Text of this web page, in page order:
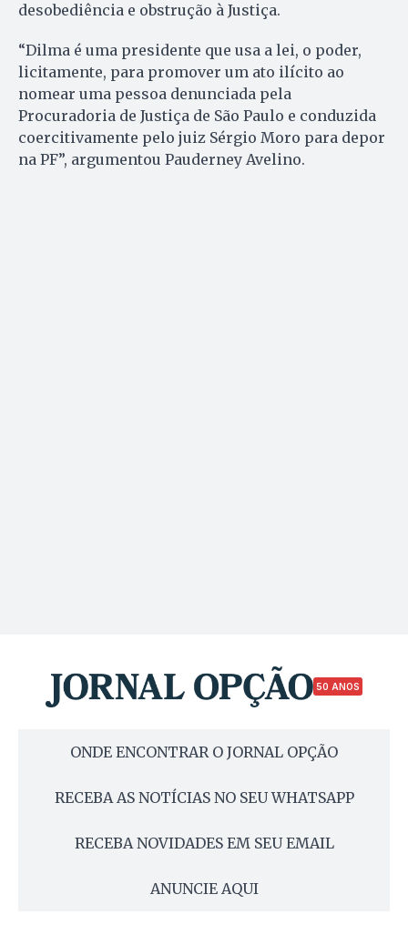
desobediência e obstrução à Justiça.
“Dilma é uma presidente que usa a lei, o poder,
licitamente, para promover um ato ilícito ao
nomear uma pessoa denunciada pela
Procuradoria de Justiça de São Paulo e conduzida
coercitivamente pelo juiz Sérgio Moro para depor
na PF”, argumentou Pauderney Avelino.
50 ANOS
ONDE ENCONTRAR O JORNAL OPÇÃO
RECEBA AS NOTÍCIAS NO SEU WHATSAPP
RECEBA NOVIDADES EM SEU EMAIL
ANUNCIE AQUI